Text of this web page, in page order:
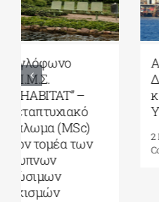
ΠΜΣ «Μουσική
Εκπαίδευση σε
Τυπικά και Άτυπα
Περιβάλλοντα»
21 Ιουλίου, 2026
Comments